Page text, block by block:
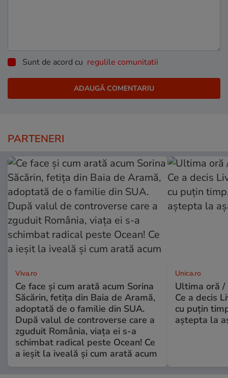
Sunt de acord cu regulile comunitatii
PARTENERI
Viva.ro
Ce face și cum arată acum Sorina
Săcărin, fetița din Baia de Aramă,
adoptată de o familie din SUA.
După valul de controverse care a
zguduit România, viața ei s-a
schimbat radical peste Ocean! Ce
a ieșit la iveală și cum arată acum
Unica.ro
Ultima oră /
Ce a decis
cu puțin
aștepta la